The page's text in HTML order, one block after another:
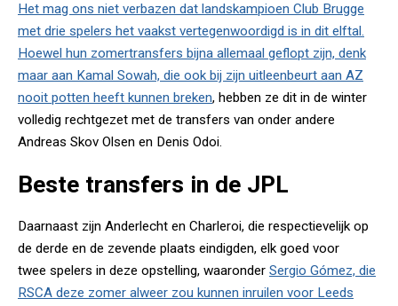
Het mag ons niet verbazen dat landskampioen Club Brugge
met drie spelers het vaakst vertegenwoordigd is in dit elftal.
Hoewel hun zomertransfers bijna allemaal geflopt zijn, denk
maar aan Kamal Sowah, die ook bij zijn uitleenbeurt aan AZ
nooit potten heeft kunnen breken, hebben ze dit in de winter
volledig rechtgezet met de transfers van onder andere
Andreas Skov Olsen en Denis Odoi.
Beste transfers in de JPL
Daarnaast zijn Anderlecht en Charleroi, die respectievelijk op
de derde en de zevende plaats eindigden, elk goed voor
twee spelers in deze opstelling, waaronder Sergio Gómez, die
RSCA deze zomer alweer zou kunnen inruilen voor Leeds